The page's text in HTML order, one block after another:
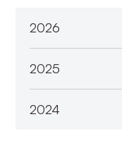
2026
2025
2024